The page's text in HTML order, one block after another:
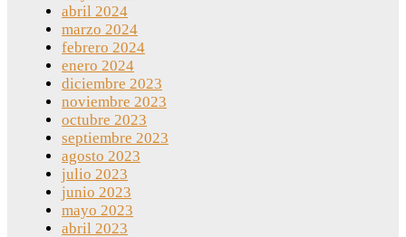
abril 2024
marzo 2024
febrero 2024
enero 2024
diciembre 2023
noviembre 2023
octubre 2023
septiembre 2023
agosto 2023
julio 2023
junio 2023
mayo 2023
abril 2023